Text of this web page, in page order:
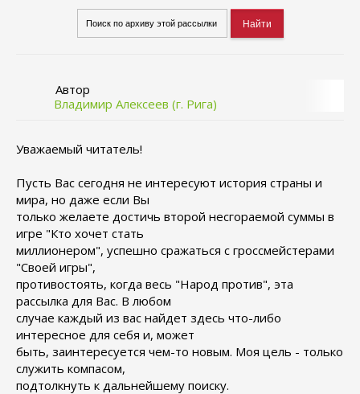
Автор
Владимир Алексеев (г. Рига)
Уважаемый читатель!
Пусть Вас сегодня не интересуют история страны и
мира, но даже если Вы
только желаете достичь второй несгораемой суммы в
игре "Кто хочет стать
миллионером", успешно сражаться с гроссмейстерами
"Своей игры",
противостоять, когда весь "Народ против", эта
рассылка для Вас. В любом
случае каждый из вас найдет здесь что-либо
интересное для себя и, может
быть, заинтересуется чем-то новым. Моя цель - только
служить компасом,
подтолкнуть к дальнейшему поиску.